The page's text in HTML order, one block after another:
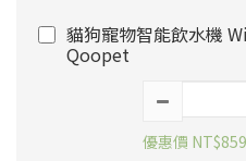
貓狗寵物智能飲水機
Qoopet
優惠價 NT$859